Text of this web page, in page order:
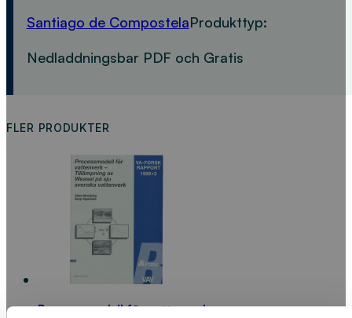
Santiago de CompostelaProdukttyp:
Nedladdningsbar PDF och Gratis
FLER PRODUKTER
Processmodell för vattenverk